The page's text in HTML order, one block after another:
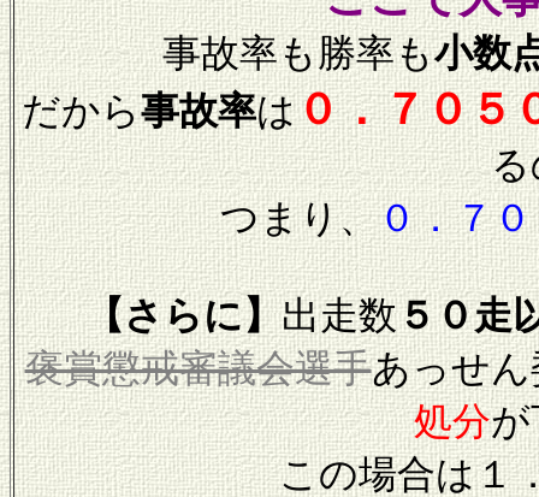
事故率も勝率も小数
だから事故率は０．７０５
る
つまり、０．７
【さらに】出走数５０走
褒賞懲戒審議会選手あっせ
処分が
この場合は１